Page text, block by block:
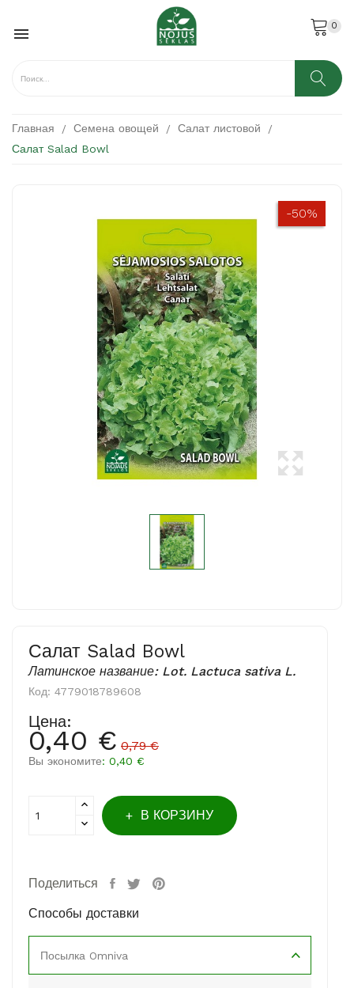
 0
Главная Семена овощей
Салат листовой
Салат Salad Bowl
-50%
Салат Salad Bowl
Латинское название: Lot. Lactuca sativa L.
Код: 4779018789608
Цена:
0,40 € 0,79 €
Вы экономите: 0,40 €
В КОРЗИНУ
Поделиться
Способы доставки
Посылка Omniva